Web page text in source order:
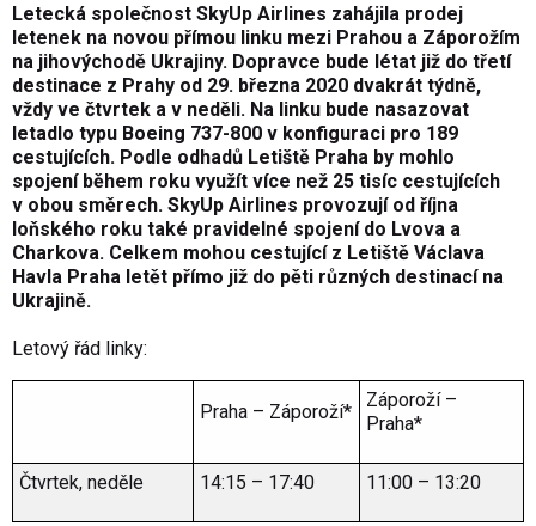
Letecká společnost SkyUp Airlines zahájila prodej
letenek na novou přímou linku mezi Prahou a Záporožím
na jihovýchodě Ukrajiny. Dopravce bude létat již do třetí
destinace z Prahy od 29. března 2020 dvakrát týdně,
vždy ve čtvrtek a v neděli. Na linku bude nasazovat
letadlo typu Boeing 737-800 v konfiguraci pro 189
cestujících. Podle odhadů Letiště Praha by mohlo
spojení během roku využít více než 25 tisíc cestujících
v obou směrech. SkyUp Airlines provozují od října
loňského roku také pravidelné spojení do Lvova a
Charkova. Celkem mohou cestující z Letiště Václava
Havla Praha letět přímo již do pěti různých destinací na
Ukrajině.
Letový řád linky:
Praha – Záporoží*
Záporoží –
Praha*
Čtvrtek, neděle 14:15 – 17:40 11:00 – 13:20